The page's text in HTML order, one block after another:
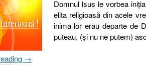
Domnul Isus le vorbea
elita religioasă din acele
inima lor erau departe de
puteau, (şi nu ne putem)
„Inima
→